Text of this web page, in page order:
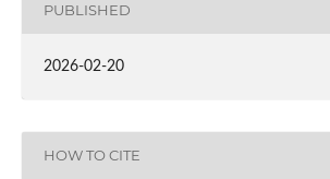
PUBLISHED
2026-02-20
HOW TO CITE